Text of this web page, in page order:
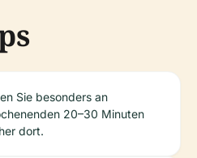
Sie besonders an
20–30 Minuten
dort.